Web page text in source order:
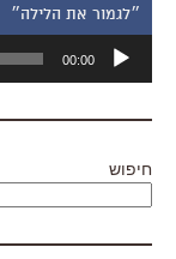
״לגמור את הלילה״
אודיו
00:00
חיפוש